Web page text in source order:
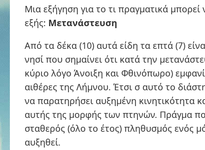
Μια εξήγηση για το τι πραγματικά μπορεί
εξής: Μετανάστευση
Από τα δέκα (10) αυτά είδη τα επτά (7)
νησί που σημαίνει ότι κατά την
κύριο λόγο Άνοιξη και Φθινόπωρο)
αιθέρες της Λήμνου. Έτσι σ αυτό το
να παρατηρήσει αυξημένη κινητικότητα
αυτής της μορφής των πτηνών. Πράγμα
σταθερός (όλο το έτος) πληθυσμός ενός
αυξηθεί.